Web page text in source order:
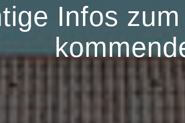
Infos